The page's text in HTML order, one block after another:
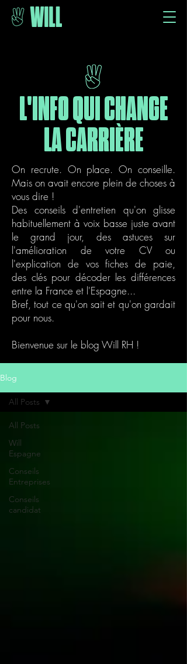
L'INFO QUI CHANGE
LA CARRIÈRE
On recrute. On place. On conseille.
Mais on avait encore plein de choses à
vous dire !
Des conseils d'entretien qu'on glisse
habituellement à voix basse juste avant
le grand jour, desastuces sur
l'amélioration de votre CV ou
l'explication de vos fiches de paie,
des clés pour décoder les différences
entre la France et l'Espagne...
Bref, tout ce qu'on sait et qu'on gardait
pour nous.
Bienvenue sur le blog Will RH !
Blog
All Posts
Will
Espagne
Conseils
Entreprises
Conseils
candidat
All Posts